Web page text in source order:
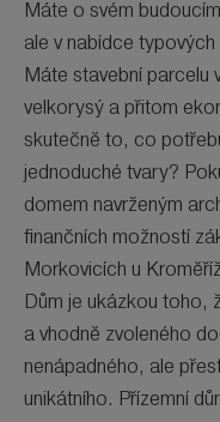
Máte o svém
ale v nabídce
Máte stavební parcelu
velkorysý a přitom
skutečně to, co
jednoduché tvary?
domem navrženým
finančních možností
Morkovicích u
Dům je ukázkou toho,
a vhodně zvoleného
nenápadného, ale
unikátního. Přízemní